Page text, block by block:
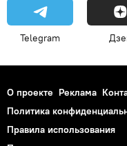
Telegram
О проекте Реклама
Политика
Правила использования